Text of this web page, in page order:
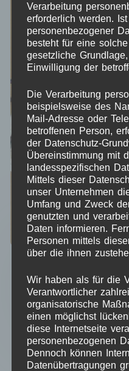
Schleifenbinder
Kein
§19 (1) UStG.
IN DEN
Verarbeitung
erforderlich werden.
personenbezogener
besteht für eine
gesetzliche
Einwilligung der
Die Verarbeitung
beispielsweise des
Mail-Adresse oder
betroffenen Person,
der Datenschutz-
Übereinstimmung mit
landesspezifischen
Mittels dieser
unser Unternehmen
Umfang und Zweck
genutzten und
Daten informieren.
Personen mittels
über die ihnen
Wir haben als für die
Verantwortlicher
organisatorische
einen möglichst
diese Internetseite
personenbezogenen
Dennoch können
Datenübertragungen